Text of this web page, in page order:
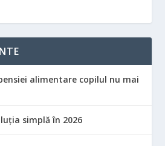
alimentare copilul nu mai
simplă în 2026